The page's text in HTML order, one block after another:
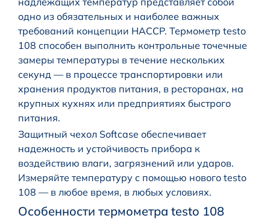
одно из обязательных и наиболее важных
требований концепции HACCP. Термометр testo
108 способен выполнить контрольные точечные
замеры температуры в течение нескольких
секунд — в процессе транспортировки или
хранения продуктов питания, в ресторанах, на
крупных кухнях или предприятиях быстрого
питания.
Защитный чехол Softcase обеспечивает
надежность и устойчивость прибора к
воздействию влаги, загрязнений или ударов.
Измеряйте температуру с помощью нового testo
108 — в любое время, в любых условиях.
Особенности термометра testo 108